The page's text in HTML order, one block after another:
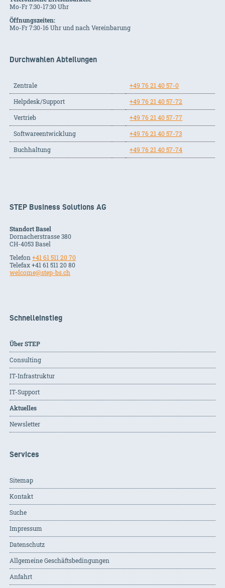
Mo-Fr 7:30-17:30 Uhr
Öffnungszeiten:
Mo-Fr 7:30-16 Uhr und nach Vereinbarung
Durchwahlen Abteilungen
Zentrale
+49 76 21 40 57-0
Helpdesk/Support
+49 76 21 40 57-72
Vertrieb
+49 76 21 40 57-77
Softwareentwicklung
+49 76 21 40 57-73
Buchhaltung
+49 76 21 40 57-74
STEP Business Solutions AG
Standort Basel
Dornacherstrasse 380
CH-4053Basel
Telefon+41 61 511 20 70
Telefax +41 61 511 20 80
welcome@step-bs.ch
Schnelleinstieg
Über STEP
Consulting
IT-Infrastruktur
IT-Support
Aktuelles
Newsletter
Services
Sitemap
Kontakt
Suche
Impressum
Datenschutz
Allgemeine Geschäftsbedingungen
Anfahrt